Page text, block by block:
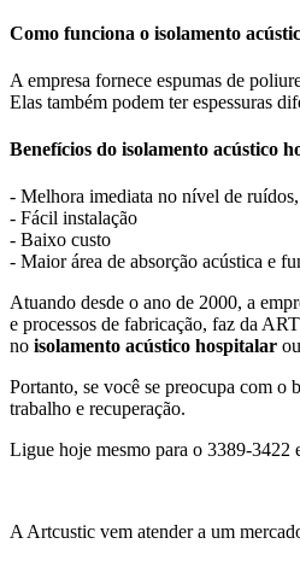
Como funciona o isolamento
A empresa fornece espumas de
Elas também podem ter espessuras
Benefícios do isolamento acústico
- Melhora imediata no nível de
- Fácil instalação
- Baixo custo
- Maior área de absorção acústica e
Atuando desde o ano de 2000, a
e processos de fabricação, faz da
no isolamento acústico hospitalar
Portanto, se você se preocupa com o
trabalho e recuperação.
Ligue hoje mesmo para o 3389-3422
A Artcustic vem atender a um